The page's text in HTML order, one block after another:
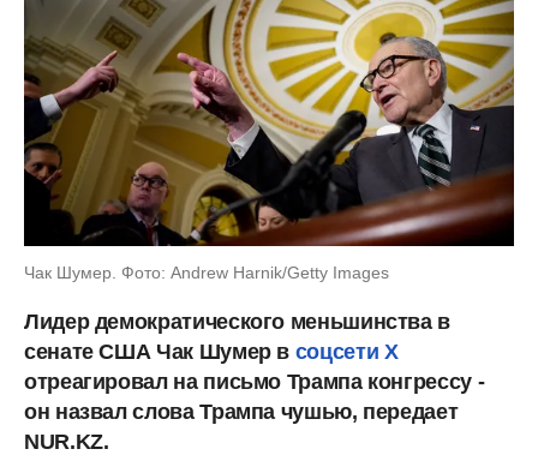
Чак Шумер. Фото: Andrew Harnik/Getty Images
Лидер демократического меньшинства в
сенате США Чак Шумер в соцсети Х
отреагировал на письмо Трампа конгрессу -
он назвал слова Трампа чушью, передает
NUR.KZ.